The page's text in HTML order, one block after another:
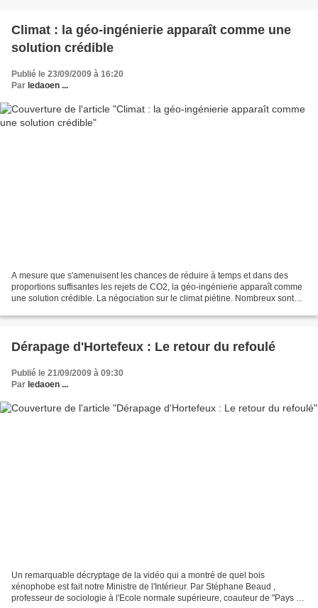
Climat : la géo-ingénierie apparaît comme une
solution crédible
Publié le 23/09/2009 à 16:20
Par ledaoen ...
A mesure que s'amenuisent les chances de réduire à temps et dans des
proportions suffisantes les rejets de CO2, la géo-ingénierie apparaît comme
une solution crédible. La négociation sur le climat piétine. Nombreux sont
Dérapage d'Hortefeux : Le retour du refoulé
Publié le 21/09/2009 à 09:30
Par ledaoen ...
Un remarquable décryptage de la vidéo qui a montré de quel bois
xénophobe est fait notre Ministre de l'Intérieur. Par Stéphane Beaud ,
professeur de sociologie à l'Ecole normale supérieure, coauteur de "Pays de